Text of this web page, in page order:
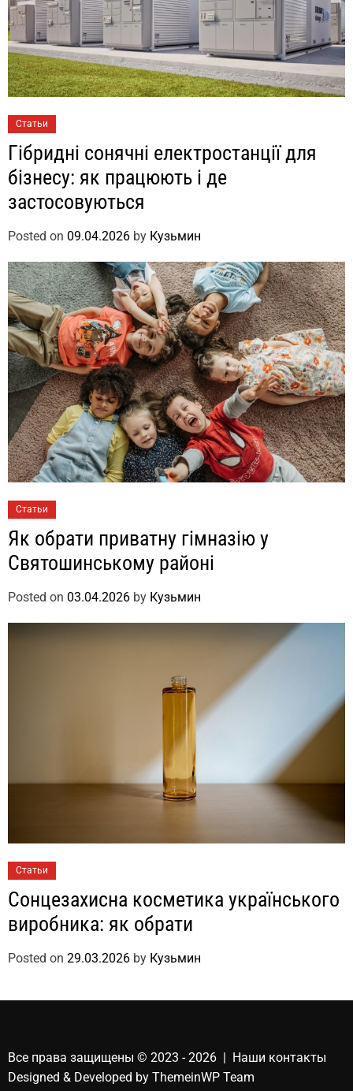
Статьи
Гібридні сонячні електростанції для
бізнесу: як працюють і де
застосовуються
Posted on 09.04.2026 by Кузьмин
Статьи
Як обрати приватну гімназію у
Святошинському районі
Posted on 03.04.2026 by Кузьмин
Статьи
Сонцезахисна косметика українського
виробника: як обрати
Posted on 29.03.2026 by Кузьмин
Все права защищены © 2023 - 2026 | Наши контакты
Designed & Developed by ThemeinWP Team